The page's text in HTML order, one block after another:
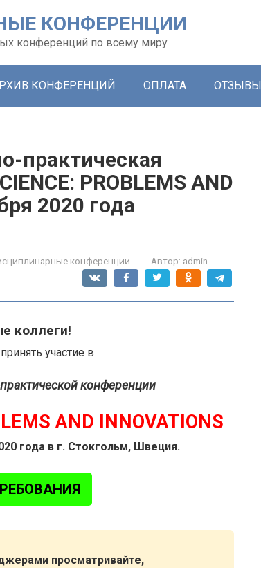
КОНФЕРЕНЦИИ
конференций по всему миру
КОНФЕРЕНЦИЙ ОПЛАТА ОТЗЫВЫ
практическая
PROBLEMS AND
2020 года
конференции Автор: admin
коллеги!
участие в
конференции
AND INNOVATIONS
года в г. Стокгольм, Швеция.
просматривайте,